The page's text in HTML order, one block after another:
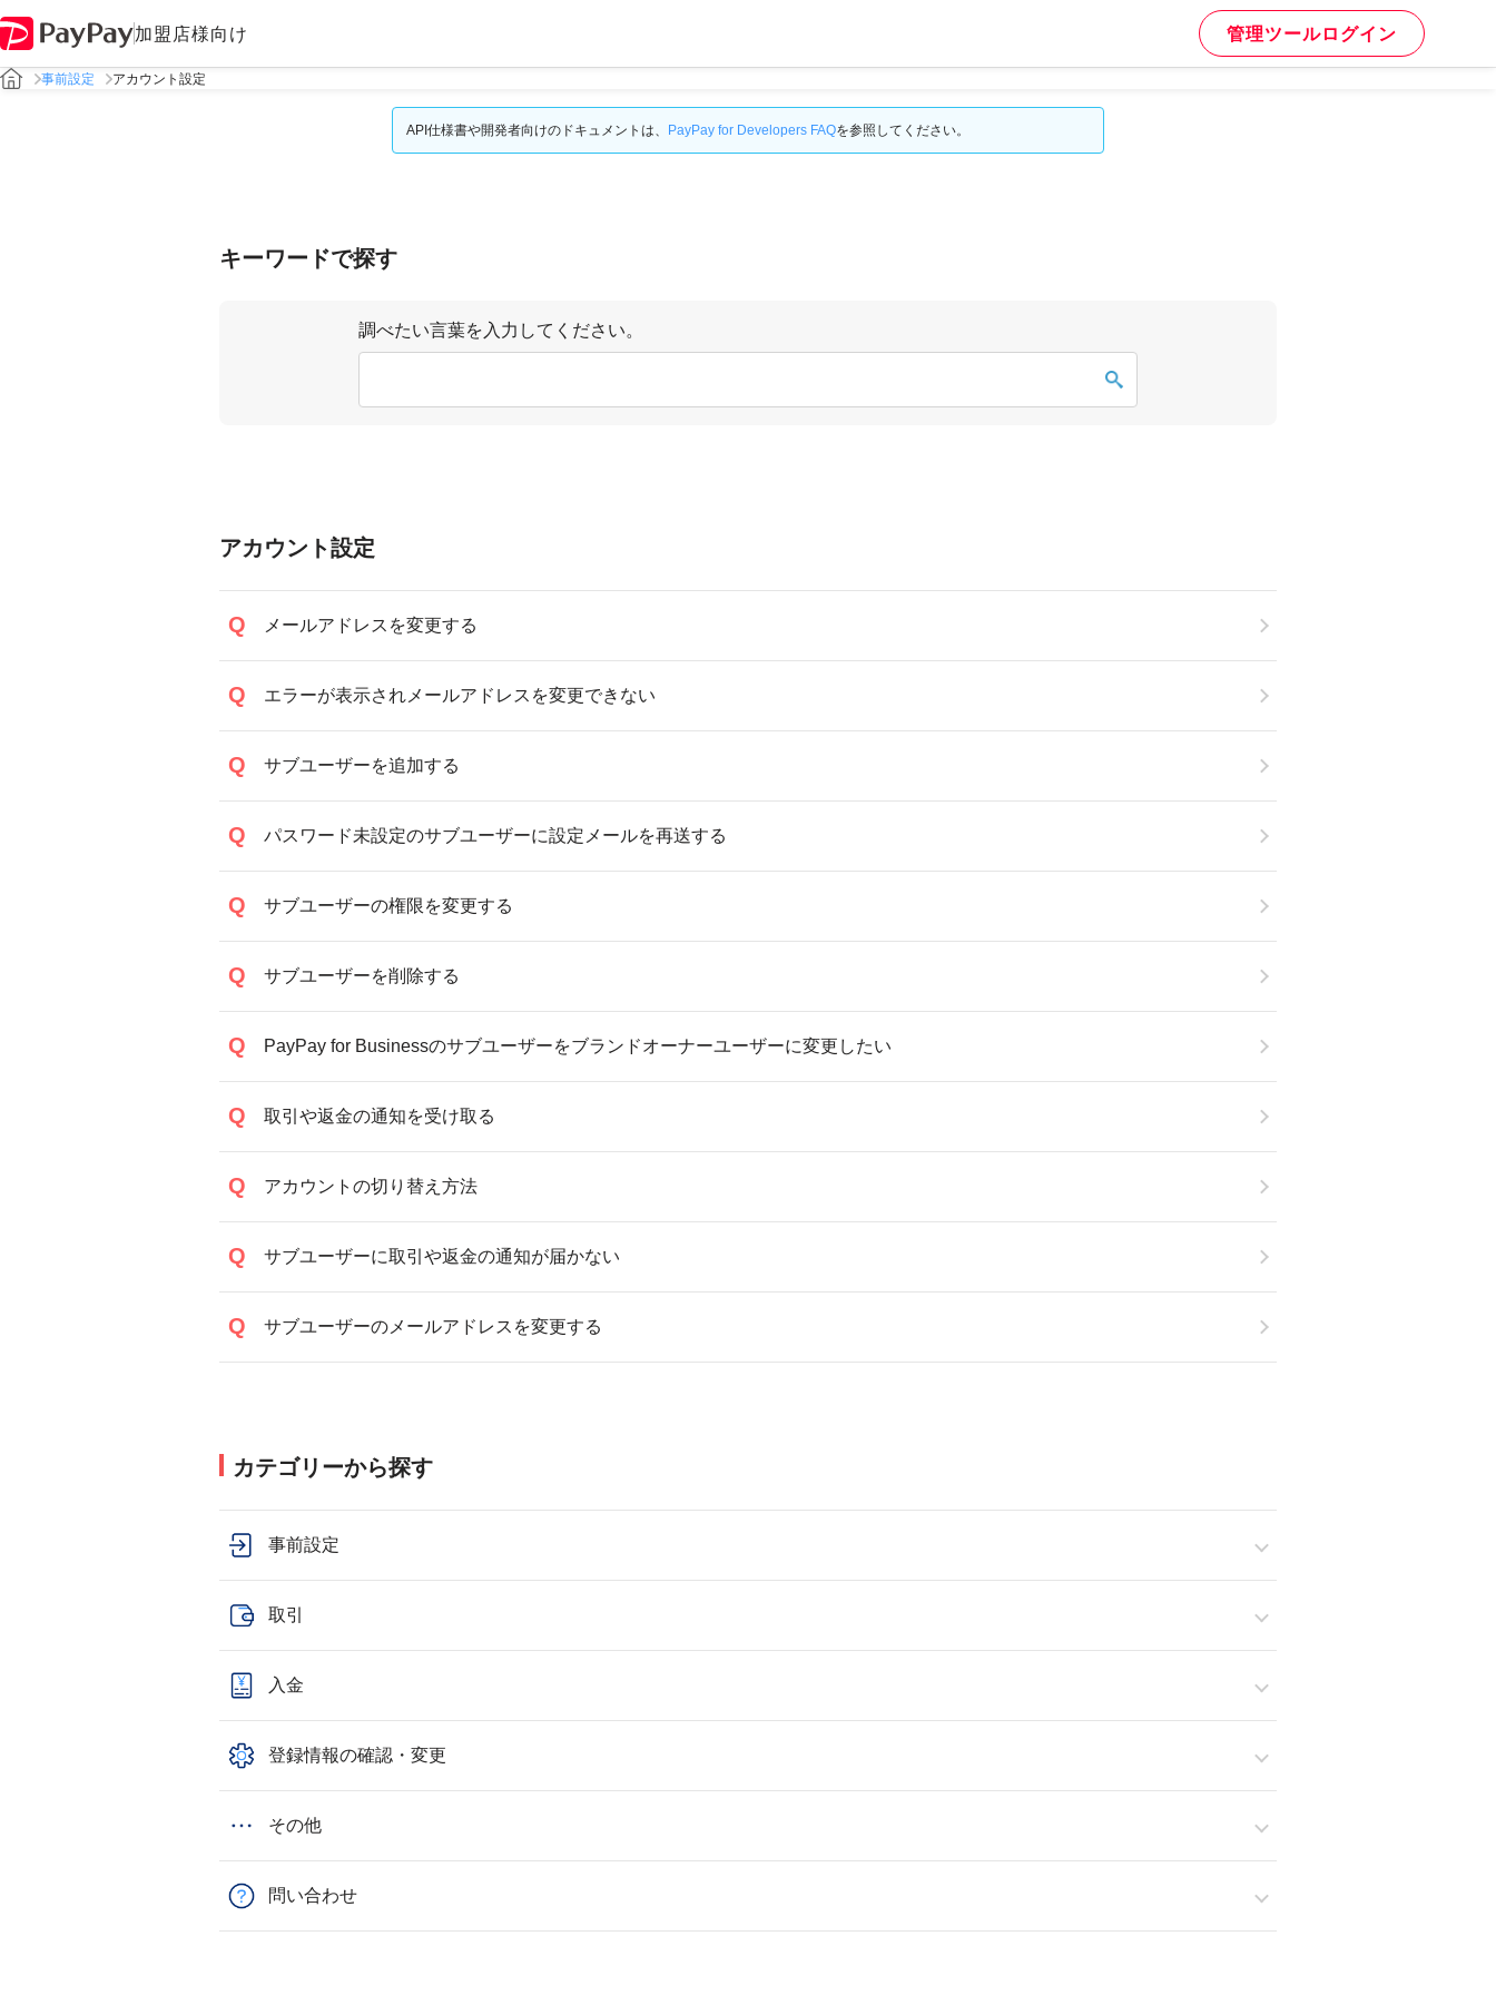
加盟店様向け 管理ツールログイン
事前設定 アカウント設定
API仕様書や開発者向けのドキュメントは、 PayPay for Developers FAQを参照してください。
キーワードで探す
調べたい言葉を入力してください。
アカウント設定
メールアドレスを変更する
エラーが表示されメールアドレスを変更できない
サブユーザーを追加する
パスワード未設定のサブユーザーに設定メールを再送する
サブユーザーの権限を変更する
サブユーザーを削除する
PayPay for Businessのサブユーザーをブランドオーナーユーザーに変更したい
取引や返金の通知を受け取る
アカウントの切り替え方法
サブユーザーに取引や返金の通知が届かない
サブユーザーのメールアドレスを変更する
カテゴリーから探す
事前設定
取引
入金
登録情報の確認・変更
その他
問い合わせ